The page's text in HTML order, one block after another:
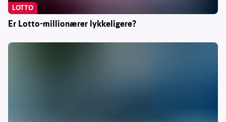
Er Lotto-millionærer lykkeligere?
LOTTO